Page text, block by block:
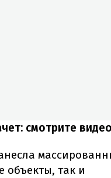
смотрите видео
объекты, так и